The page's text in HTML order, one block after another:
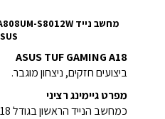
ASUS TUF GAMING A18
ביצועים חזקים, ניצחון מוגבר.
מפרט גיימינג רציני